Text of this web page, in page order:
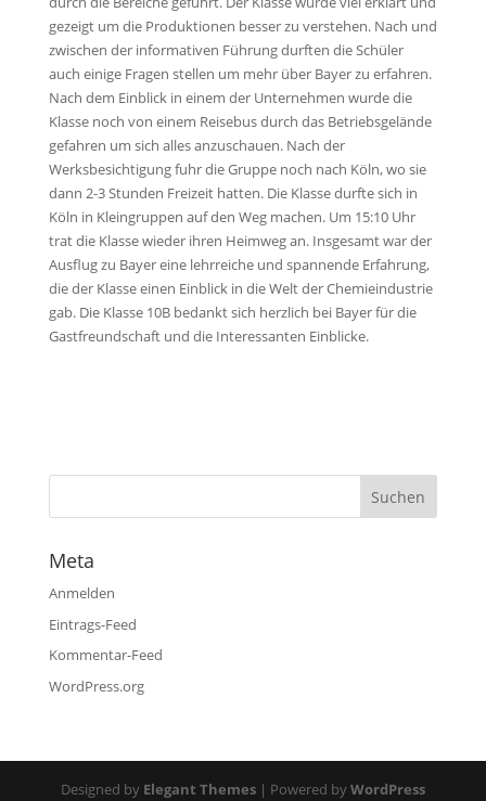
gezeigt um die Produktionen besser zu verstehen. Nach und
zwischen der informativen Führung durften die Schüler
auch einige Fragen stellen um mehr über Bayer zu erfahren.
Nach dem Einblick in einem der Unternehmen wurde die
Klasse noch von einem Reisebus durch das Betriebsgelände
gefahren um sich alles anzuschauen. Nach der
Werksbesichtigung fuhr die Gruppe noch nach Köln, wo sie
dann 2-3 Stunden Freizeit hatten. Die Klasse durfte sich in
Köln in Kleingruppen auf den Weg machen. Um 15:10 Uhr
trat die Klasse wieder ihren Heimweg an. Insgesamt war der
Ausflug zu Bayer eine lehrreiche und spannende Erfahrung,
die der Klasse einen Einblick in die Welt der Chemieindustrie
gab. Die Klasse 10B bedankt sich herzlich bei Bayer für die
Gastfreundschaft und die Interessanten Einblicke.
Meta
Anmelden
Eintrags-Feed
Kommentar-Feed
WordPress.org
Designed by Elegant Themes| Powered byWordPress